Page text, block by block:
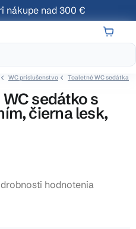
nákupe nad 300 €
WC príslušenstvo Toaletné WC sedátka
sedátko s
čierna lesk,
hodnotenia